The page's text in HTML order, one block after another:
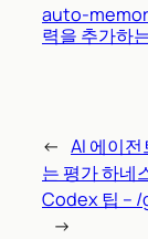
auto-
력을 추가하
← AI 에이
는 평가 하네
Codex 팁 – /
→